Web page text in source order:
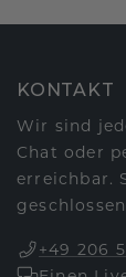
KONTAKT
Wir sind
Chat oder
erreichbar.
+49 206